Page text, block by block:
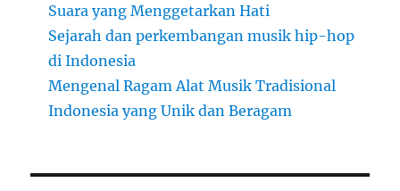
Suara yang Menggetarkan Hati
Sejarah dan perkembangan musik hip-hop
di Indonesia
Mengenal Ragam Alat Musik Tradisional
Indonesia yang Unik dan Beragam